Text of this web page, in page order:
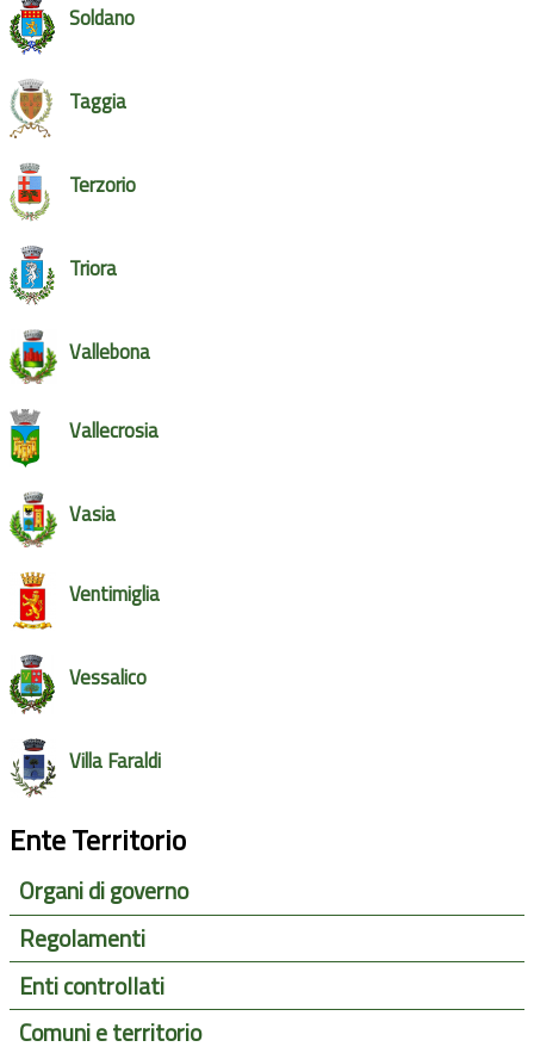
Soldano
Taggia
Terzorio
Triora
Vallebona
Vallecrosia
Vasia
Ventimiglia
Vessalico
Villa Faraldi
Ente Territorio
Organi di governo
Regolamenti
Enti controllati
Comuni e territorio